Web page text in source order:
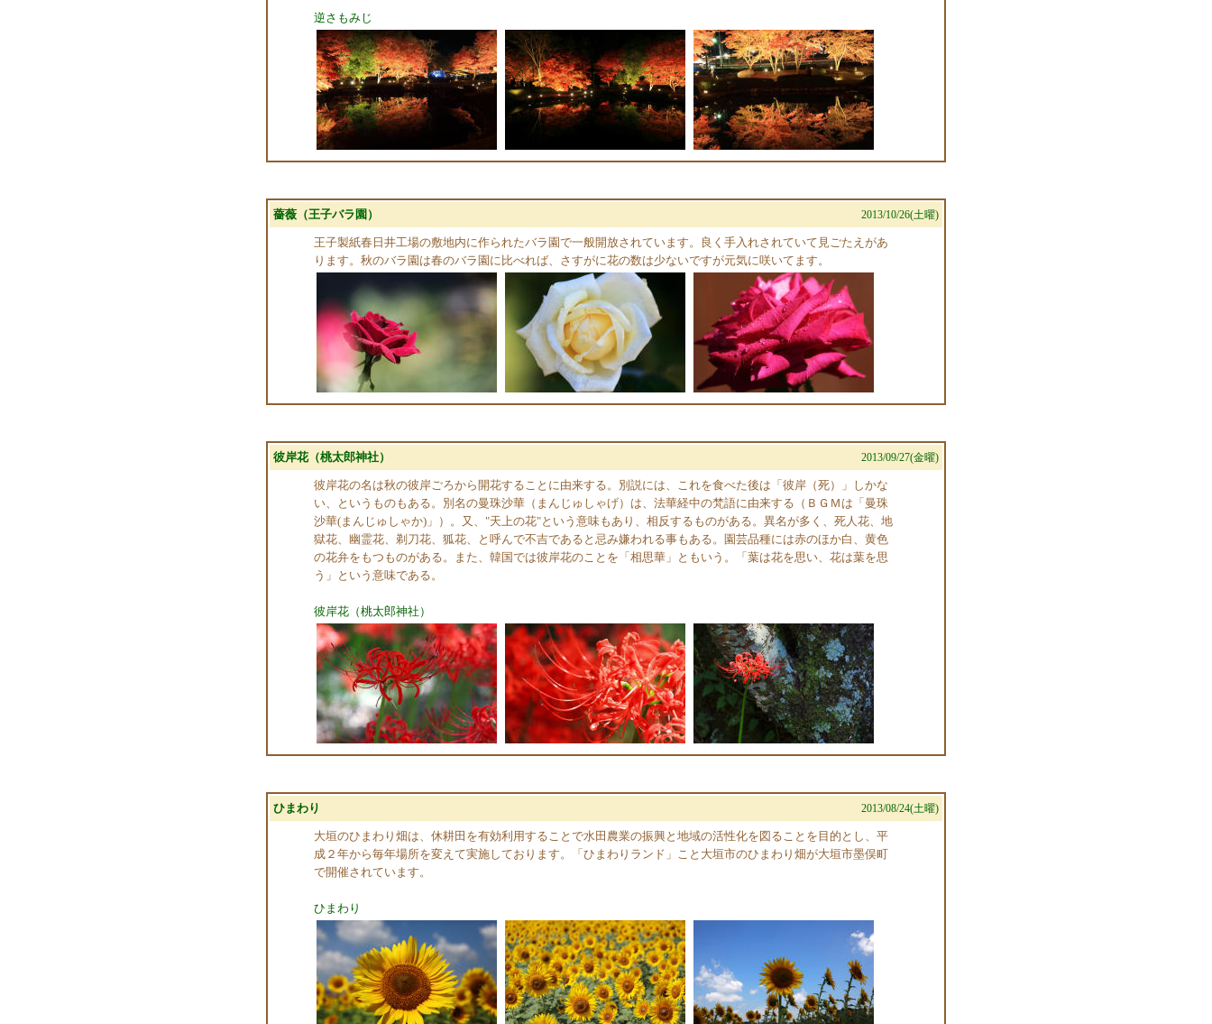
逆さもみじ
薔薇（王子バラ園） 2013/10/26(土曜)
王子製紙春日井工場の敷地内に作られたバラ園で一般開放されています。良く手入れされていて見ごたえがあ
ります。秋のバラ園は春のバラ園に比べれば、さすがに花の数は少ないですが元気に咲いてます。
彼岸花（桃太郎神社） 2013/09/27(金曜)
彼岸花の名は秋の彼岸ごろから開花することに由来する。別説には、これを食べた後は「彼岸（死）」しかな
い、というものもある。別名の曼珠沙華（まんじゅしゃげ）は、法華経中の梵語に由来する（ＢＧＭは「曼珠
沙華(まんじゅしゃか)」）。又、"天上の花"という意味もあり、相反するものがある。異名が多く、死人花、地
獄花、幽霊花、剃刀花、狐花、と呼んで不吉であると忌み嫌われる事もある。園芸品種には赤のほか白、黄色
の花弁をもつものがある。また、韓国では彼岸花のことを「相思華」ともいう。「葉は花を思い、花は葉を思
う」という意味である。
彼岸花（桃太郎神社）
ひまわり 2013/08/24(土曜)
大垣のひまわり畑は、休耕田を有効利用することで水田農業の振興と地域の活性化を図ることを目的とし、平
成２年から毎年場所を変えて実施しております。「ひまわりランド」こと大垣市のひまわり畑が大垣市墨俣町
で開催されています。
ひまわり